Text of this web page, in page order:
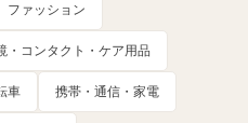
ファッション
・コンタクト・ケア用品
車 携帯・通信・家電